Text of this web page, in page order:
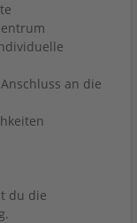
an die
du die